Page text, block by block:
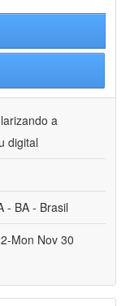
a
digital
- BA - Brasil
Mon Nov 30